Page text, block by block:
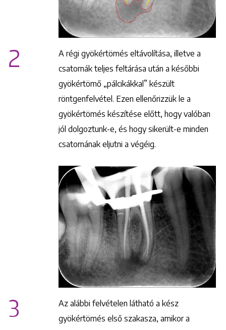
2
A régi gyökértömés eltávolítása, illetve a
csatornák teljes feltárása után a későbbi
gyökértömő „pálcikákkal” készült
röntgenfelvétel. Ezen ellenőrizzük le a
gyökértömés készítése előtt, hogy valóban
jól dolgoztunk-e, és hogy sikerült-e minden
csatornának eljutni a végéig.
3
Az alábbi felvételen látható a kész
gyökértömés első szakasza, amikor a